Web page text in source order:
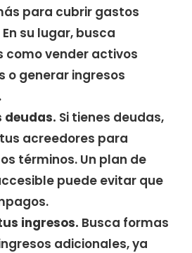
para cubrir gastos
su lugar, busca
como vender activos
o generar ingresos
deudas. Si tienes deudas,
acreedores para
términos. Un plan de
puede evitar que
ingresos. Busca formas
adicionales, ya